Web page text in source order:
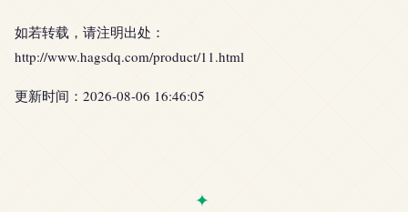
如若转载，请注明出处：
http://www.hagsdq.com/product/11.html
更新时间：2026-08-06 16:46:05